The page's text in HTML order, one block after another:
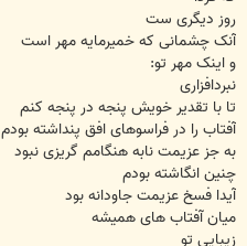
روز ديگری ست
آنک چشمانی که خميرمايه مهر است
و اينک مهر تو:
نبردافزاری
تا با تقدير خويش پنجه در پنجه کنم
آفتاب را در فراسوهای افق پنداشته بودم
به جز عزيمت نابه هنگامم گريزی نبود
چنين انگاشته بودم
آيدا فسخ عزيمت جاودانه بود
ميان آفتاب های هميشه
زيبايی تو